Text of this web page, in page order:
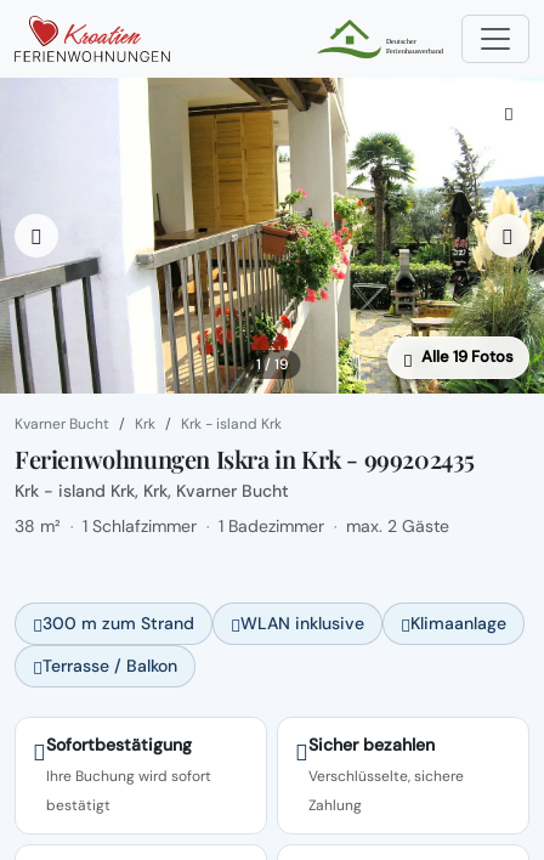
1 / 19 Alle 19 Fotos
Kvarner Bucht Krk Krk - island Krk
Ferienwohnungen Iskra in Krk - 999202435
Krk - island Krk, Krk, Kvarner Bucht
38 m² · 1 Schlafzimmer · 1 Badezimmer · max. 2 Gäste
300 m zum Strand WLAN inklusive
Klimaanlage
Terrasse / Balkon
Sofortbestätigung
Ihre Buchung wird sofort
bestätigt
Sicher bezahlen
Verschlüsselte, sichere
Zahlung